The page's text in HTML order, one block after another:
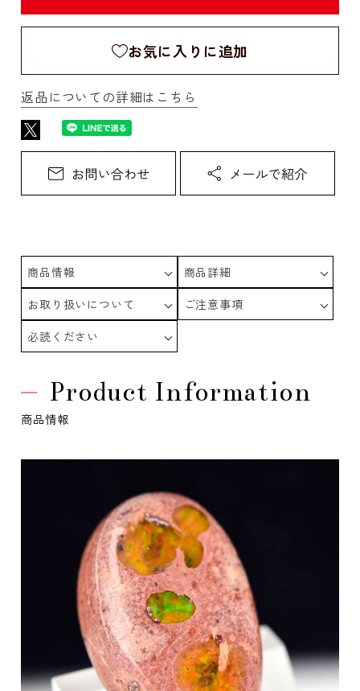
お気に入りに追加
返品についての詳細はこちら
商品情報
商品詳細
お取り扱いについて
ご注意事項
必読ください
Product Information
商品情報